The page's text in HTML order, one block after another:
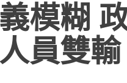
模糊
員雙輸